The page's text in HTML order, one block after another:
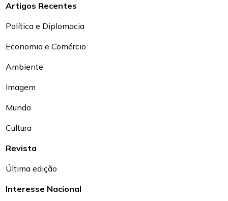
Artigos Recentes
Política e Diplomacia
Economia e Comércio
Ambiente
Imagem
Mundo
Cultura
Revista
Última edição
Interesse Nacional